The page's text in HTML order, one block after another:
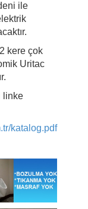
ile
kere çok
Uritac
linke
katalog.pdf